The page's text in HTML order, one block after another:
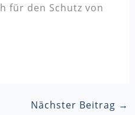
für den Schutz von
Nächster Beitrag →